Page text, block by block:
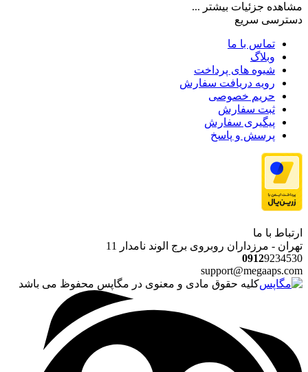
مشاهده جزئیات بیشتر ...
دسترسی سریع
تماس با ما
وبلاگ
شیوه های پرداخت
رویه دریافت سفارش
حریم خصوصی
ثبت سفارش
پیگیری سفارش
پرسش و پاسخ
ارتباط با ما
تهران - مرزداران روبروی برج الوند نامدار 11
09129234530
support@megaaps.com
کلیه حقوق مادی و معنوی در مگاپس محفوظ می باشد